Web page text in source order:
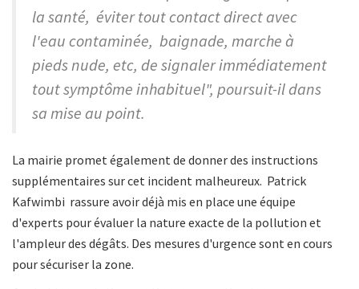
la santé, éviter tout contact direct avec
l'eau contaminée, baignade, marche à
pieds nude, etc, de signaler immédiatement
tout symptôme inhabituel", poursuit-il dans
sa mise au point.
La mairie promet également de donner des instructions
supplémentaires sur cet incident malheureux. Patrick
Kafwimbi rassure avoir déjà mis en place une équipe
d'experts pour évaluer la nature exacte de la pollution et
l'ampleur des dégâts. Des mesures d'urgence sont en cours
pour sécuriser la zone.